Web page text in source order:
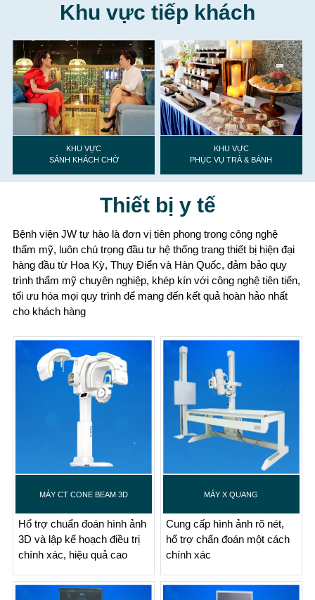
Khu vực tiếp khách
KHU VỰC
SẢNH KHÁCH CHỜ
KHU VỰC
PHỤC VỤ TRÀ & BÁNH
Thiết bị y tế
Bệnh viện JW tự hào là đơn vị tiên phong trong công nghệ
thẩm mỹ, luôn chú trọng đầu tư hệ thống trang thiết bị hiện đại
hàng đầu từ Hoa Kỳ, Thụy Điển và Hàn Quốc, đảm bảo quy
trình thẩm mỹ chuyên nghiệp, khép kín với công nghệ tiên tiến,
tối ưu hóa mọi quy trình để mang đến kết quả hoàn hảo nhất
cho khách hàng
MÁY CT CONE BEAM 3D
Hổ trợ chuẩn đoán hình ảnh
3D và lập kế hoạch điều trị
chính xác, hiệu quả cao
MÁY X QUANG
Cung cấp hình ảnh rõ nét,
hổ trợ chẩn đoán một cách
chính xác